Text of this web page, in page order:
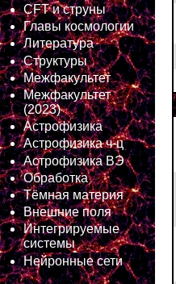
CFT и струны
Главы космологии
Литература
Структуры
Межфакультет
Межфакультет
(2023)
Астрофизика
Астрофизика ч-ц
Астрофизика ВЭ
Обработка
Тёмная материя
Внешние поля
Интегрируемые
системы
Нейронные сети